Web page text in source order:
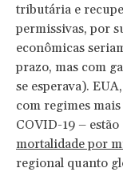
tributária e
permissivas, por
econômicas
prazo, mas com
se esperava).
com regimes
COVID-19 –
mortalidade por
regional quanto